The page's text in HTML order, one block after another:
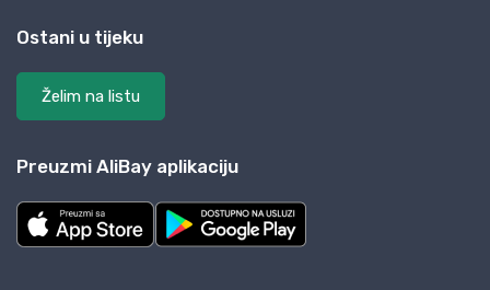
Ostani u tijeku
Želim na listu
Preuzmi AliBay aplikaciju